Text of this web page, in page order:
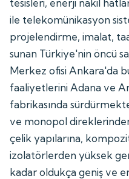
tesisleri, enerji nakil
ile telekomünikasyon
projelendirme, imalat,
sunan Türkiye'nin öncü
Merkez ofisi Ankara'da
faaliyetlerini Adana ve
fabrikasında
ve monopol
çelik yapılarına,
izolatörlerden yüksek
kadar oldukça geniş ve